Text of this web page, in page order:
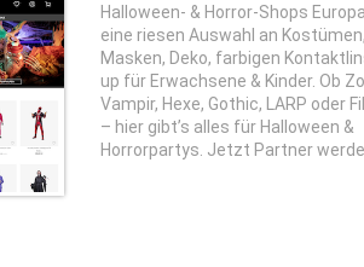
Halloween- & Horror-Shops
eine riesen Auswahl an
Masken, Deko, farbigen
up für Erwachsene & Kinder. Ob
Vampir, Hexe, Gothic, LARP oder
– hier gibt’s alles für Halloween &
Horrorpartys. Jetzt Partner